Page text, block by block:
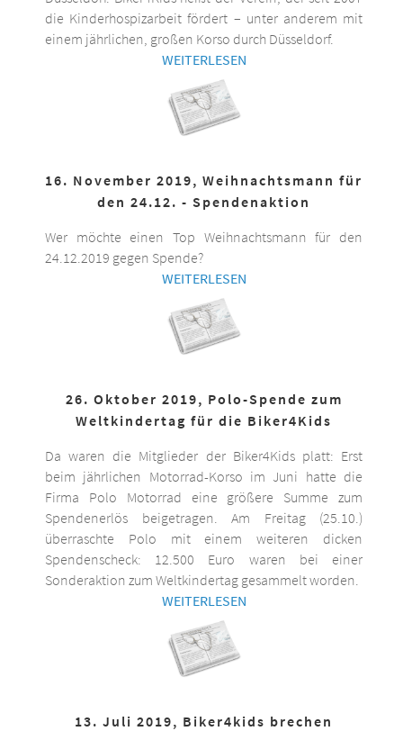
die Kinderhospizarbeit fördert – unter anderem mit
einem jährlichen, großen Korso durch Düsseldorf.
WEITERLESEN
16. November 2019, Weihnachtsmann für
den 24.12. - Spendenaktion
Wer möchte einen Top Weihnachtsmann für den
24.12.2019 gegen Spende?
WEITERLESEN
26. Oktober 2019, Polo-Spende zum
Weltkindertag für die Biker4Kids
Da waren die Mitglieder der Biker4Kids platt: Erst
beim jährlichen Motorrad-Korso im Juni hatte die
Firma Polo Motorrad eine größere Summe zum
Spendenerlös beigetragen. Am Freitag (25.10.)
überraschte Polo mit einem weiteren dicken
Spendenscheck: 12.500 Euro waren bei einer
Sonderaktion zum Weltkindertag gesammelt worden.
WEITERLESEN
13. Juli 2019, Biker4kids brechen